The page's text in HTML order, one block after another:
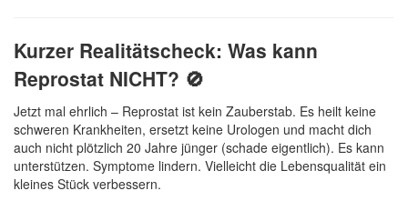
Kurzer Realitätscheck: Was kann
Reprostat NICHT? 🚫
Jetzt mal ehrlich – Reprostat ist kein Zauberstab. Es heilt keine
schweren Krankheiten, ersetzt keine Urologen und macht dich
auch nicht plötzlich 20 Jahre jünger (schade eigentlich). Es kann
unterstützen. Symptome lindern. Vielleicht die Lebensqualität ein
kleines Stück verbessern.